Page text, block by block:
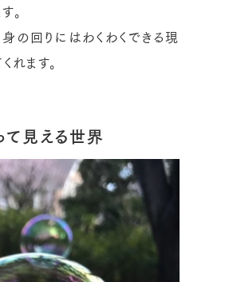
。
の回りにはわくわくできる現
れます。
て見える世界